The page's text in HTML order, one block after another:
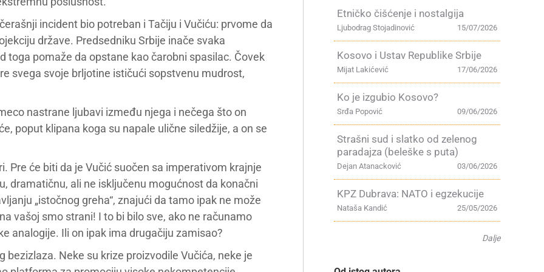
incident bio potreban i Tačiju i Vučiću: prvome da
države. Predsedniku Srbije inače svaka
toga pomaže da opstane kao čarobni spasilac. Čovek
svega svoje brljotine ističući sopstvenu mudrost,
nastrane ljubavi između njega i nečega što on
poput klipana koga su napale ulične siledžije, a on se
Pre će biti da je Vučić suočen sa imperativom krajnje
dramatičnu, ali ne isključenu mogućnost da konačni
„istočnog greha“, znajući da tamo ipak ne može
vašoj smo strani! I to bi bilo sve, ako ne računamo
analogije. Ili on ipak ima drugačiju zamisao?
Neke su krize proizvodile Vučića, neke je
Etničko čišćenje i nostalgija
15/07/2026
Ljubodrag Stojadinović
Kosovo i Ustav Republike Srbije
17/06/2026
Mijat Lakićević
Ko je izgubio Kosovo?
09/06/2026
Srđa Popović
Strašni sud i slatko od zelenog
paradajza (beleške s puta)
03/06/2026
Dejan Atanacković
KPZ Dubrava: NATO i egzekucije
25/05/2026
Nataša Kandić
Dalje